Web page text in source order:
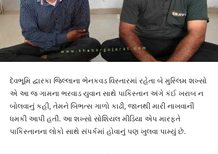
દેવભૂમિ દ્વારકા જિલ્લાના ભેનકવડ વિસ્તારમાં રહેતા બે મુસ્લિમ શખ્સો
એ આ જ ગામના ભરવાડ યુવાન સાથે પાકિસ્તાન અંગે કંઈ ખરાબ ન
બોલવાનું કહી, તેમને બિભત્સ ગાળો કાઢી, જાનથી મારી નાખવાની
ધમકી આપી હતી. આ શખ્સો સોશિયલ મીડિયા એપ મારફતે
પાકિસ્તાનના લોકો સાથે સંપર્કમાં હોવાનું પણ ખુલવા પામ્યું છે.